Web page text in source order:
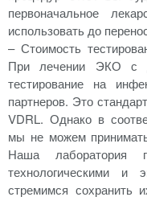
первоначальное
использовать до
– Стоимость
При лечении ЭКО с
тестирование на
партнеров. Это
VDRL. Однако в
мы не можем
Наша лаборатория
технологическими и
стремимся сохранить